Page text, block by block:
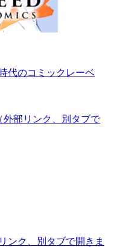
代のコミックレーベ
外部リンク、別タブで
ンク、別タブで開きま